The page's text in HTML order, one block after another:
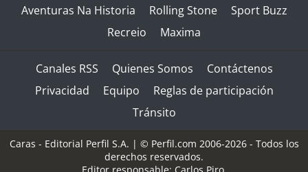
Aventuras Na Historia
Rolling Stone
Sport Buzz
Recreio
Maxima
Canales RSS Quienes Somos
Contáctenos
Privacidad
Equipo
Reglas de participación
Tránsito
Caras - Editorial Perfil S.A. | © Perfil.com 2006-2026 - Todos los
derechos reservados.